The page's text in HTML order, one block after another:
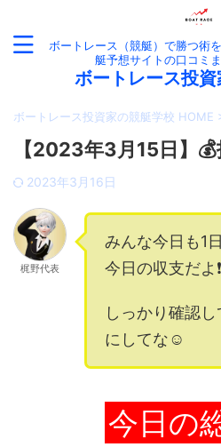
ボートレース（競艇）で勝つ術
艇予想サイトの口コミ
ボートレース投
ボートレース投資家の競艇学校 HOME
【2023年3月15日】
2023年3月16日
梶野代表
みんな今日も1
今日の収支だよ❗️
しっかり確認
にしてな☺️
今日の